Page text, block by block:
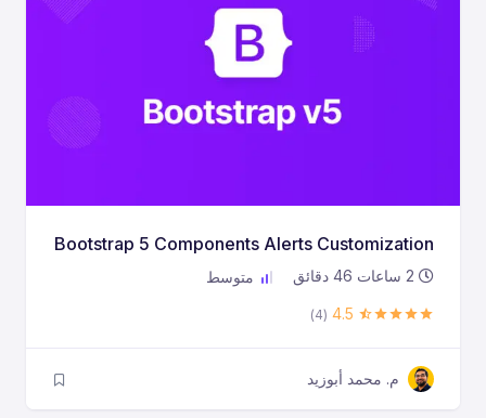
Bootstrap 5 Components Alerts Customization
2 ساعات 46 دقائق
متوسط
4.5
(4)
م. محمد أبوزيد